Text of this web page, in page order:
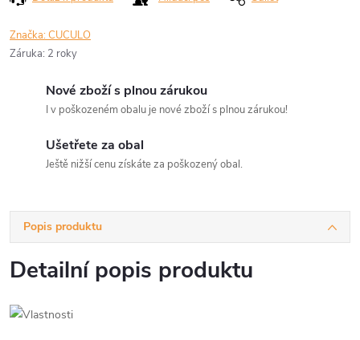
Značka:CUCULO
Záruka: 2 roky
Nové zboží s plnou zárukou
I v poškozeném obalu je nové zboží s plnou zárukou!
Ušetřete za obal
Ještě nižší cenu získáte za poškozený obal.
Popis produktu
Detailní popis produktu